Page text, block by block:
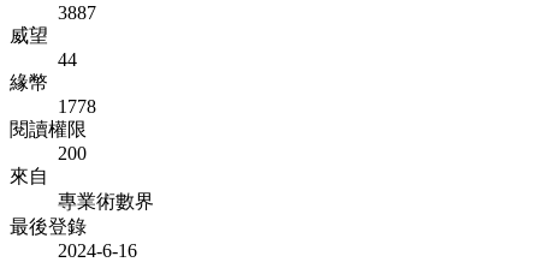
3887
威望
44
緣幣
1778
閱讀權限
200
來自
專業術數界
最後登錄
2024-6-16